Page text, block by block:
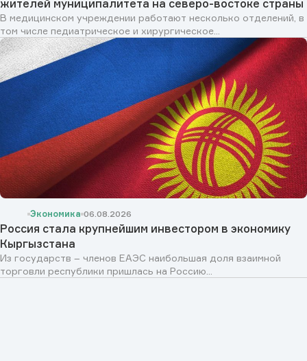
жителей муниципалитета на северо-востоке страны
В медицинском учреждении работают несколько отделений, в
том числе педиатрическое и хирургическое...
Экономика 06.08.2026
Россия стала крупнейшим инвестором в экономику
Кыргызстана
Из государств – членов ЕАЭС наибольшая доля взаимной
торговли республики пришлась на Россию...